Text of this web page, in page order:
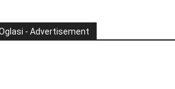
- Advertisement